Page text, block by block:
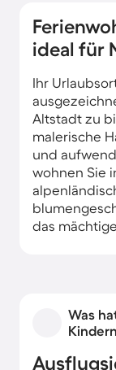
ideal für
Ihr
Altstadt zu
malerische
und
wohnen Sie
das
Was